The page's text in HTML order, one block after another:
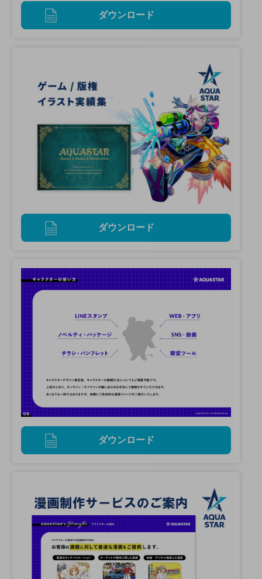
ダウンロード
ダウンロード
ダウンロード